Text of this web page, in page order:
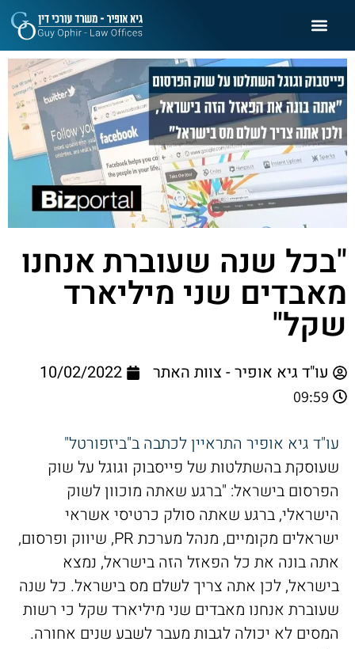
"בכל שנה שעוברת אנחנו
מאבדים שני מיליארד
שקל"
עו"ד גיא אופיר - צוות האתר 10/02/2022
09:59
עו"ד גיא אופיר התראיין לכתבה ב"ביזפורטל"
שעוסקת בהשתלטות של פייסבוק וגוגל על שוק
הפרסום בישראל: "ברגע שאתה מוכוון לשוק
הישראלי, ברגע שאתה סולק כרטיסי אשראי
ישראלים מקומיים, מנהל מערכת PR, שיווק ופרסום,
אתה בונה את כל הפאזל הזה בישראל, נמצא
בישראל, לכן אתה צריך לשלם מס בישראל. כל שנה
שעוברת אנחנו מאבדים שני מיליארד שקל כי רשות
המסים לא יכולה לגבות מעבר לשבע שנים אחורה.